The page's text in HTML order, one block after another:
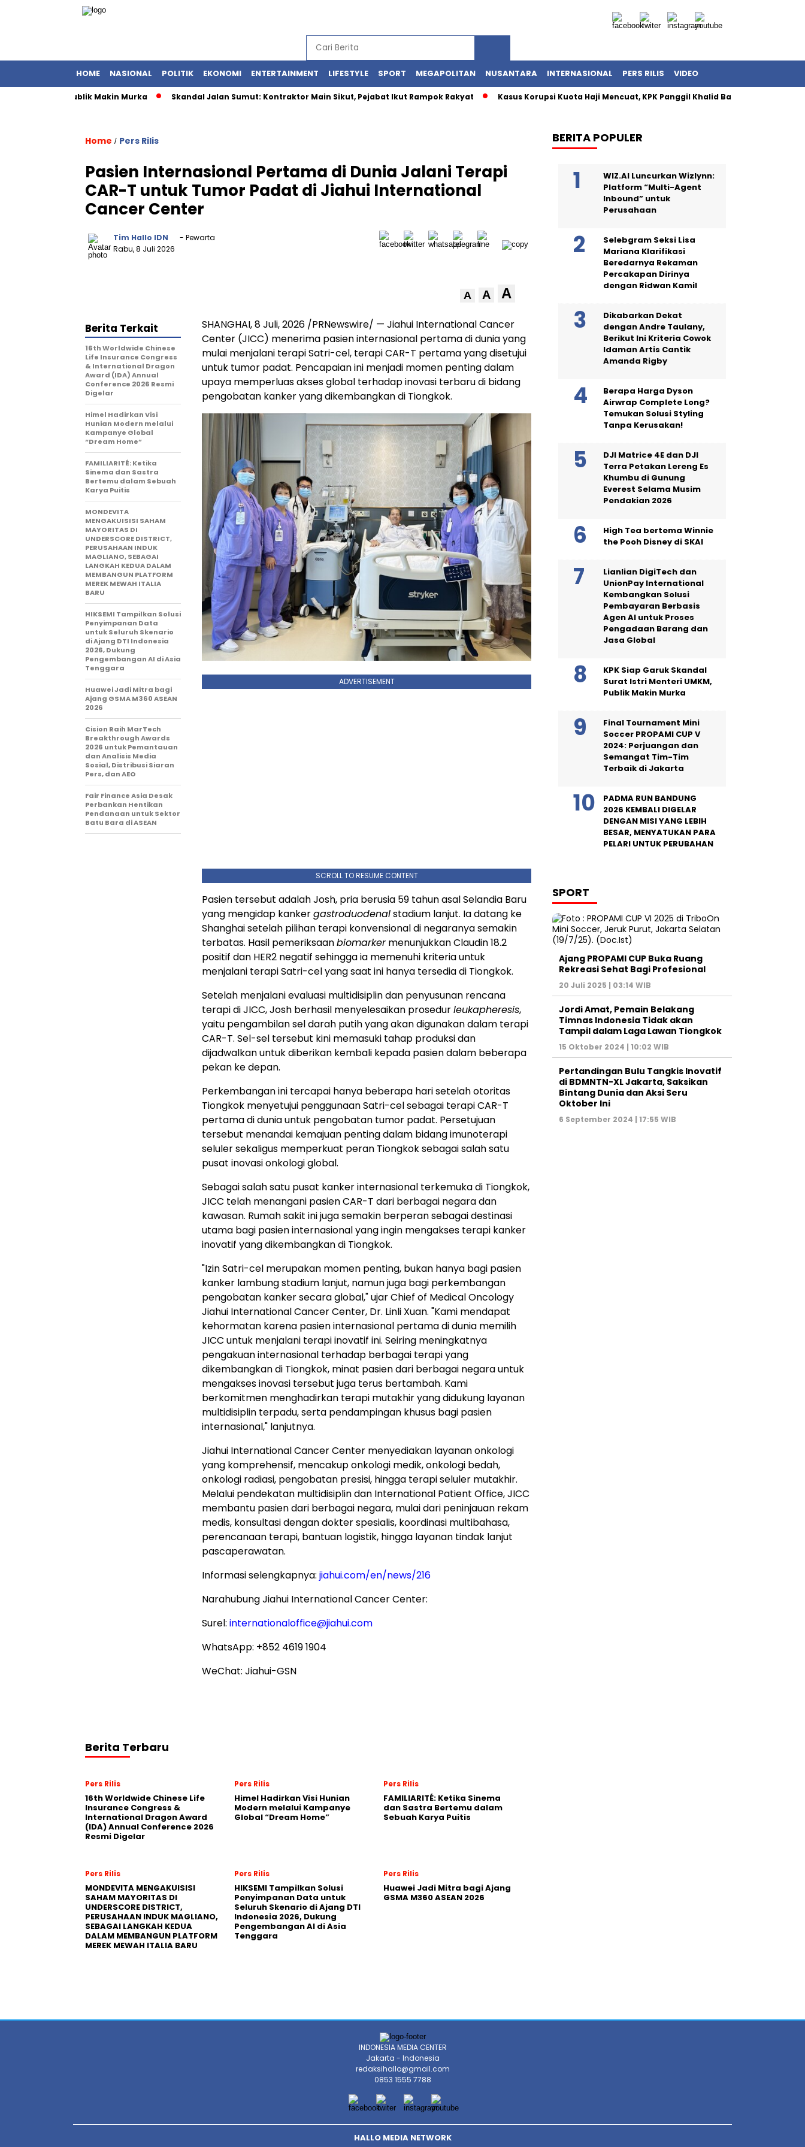
HOME NASIONAL POLITIK EKONOMI ENTERTAINMENT LIFESTYLE SPORT MEGAPOLITAN NUSANTARA INTERNASIONAL PERS RILIS VIDEO
UMKM, Publik Makin Murka Skandal Jalan Sumut: Kontraktor Main Sikut, Pejabat Ikut Rampok Rakyat Kasus Korupsi Kuota Haji Mencuat, KPK Panggil Khalid Basalamah
Home / Pers Rilis
Pasien Internasional Pertama di Dunia Jalani Terapi
CAR-T untuk Tumor Padat di Jiahui International
Cancer Center
Tim Hallo IDN
- Pewarta
Rabu, 8 Juli 2026
A A A
SHANGHAI,8 Juli, 2026 /PRNewswire/ — Jiahui International Cancer
Center (JICC) menerima pasien internasional pertama di dunia yang
mulai menjalani terapi Satri-cel, terapi CAR-T pertama yang disetujui
untuk tumor padat. Pencapaian ini menjadi momen penting dalam
upaya memperluas akses global terhadap inovasi terbaru di bidang
pengobatan kanker yang dikembangkan di Tiongkok.
ADVERTISEMENT
SCROLL TO RESUME CONTENT
Pasien tersebut adalah Josh, pria berusia 59 tahun asal Selandia Baru
yang mengidap kankergastroduodenalstadium lanjut. Ia datang ke
Shanghai setelah pilihan terapi konvensional di negaranya semakin
terbatas. Hasil pemeriksaanbiomarkermenunjukkan Claudin 18.2
positif dan HER2 negatif sehingga ia memenuhi kriteria untuk
menjalani terapi Satri-cel yang saat ini hanya tersedia di Tiongkok.
Setelah menjalani evaluasi multidisiplin dan penyusunan rencana
terapi di JICC, Josh berhasil menyelesaikan prosedurleukapheresis,
yaitu pengambilan sel darah putih yang akan digunakan dalam terapi
CAR-T. Sel-sel tersebut kini memasuki tahap produksi dan
dijadwalkan untuk diberikan kembali kepada pasien dalam beberapa
pekan ke depan.
Perkembangan ini tercapai hanya beberapa hari setelah otoritas
Tiongkok menyetujui penggunaan Satri-cel sebagai terapi CAR-T
pertama di dunia untuk pengobatan tumor padat. Persetujuan
tersebut menandai kemajuan penting dalam bidang imunoterapi
seluler sekaligus memperkuat peran Tiongkok sebagai salah satu
pusat inovasi onkologi global.
Sebagai salah satu pusat kanker internasional terkemuka di Tiongkok,
JICC telah menangani pasien CAR-T dari berbagai negara dan
kawasan. Rumah sakit ini juga semakin berperan sebagai destinasi
utama bagi pasien internasional yang ingin mengakses terapi kanker
inovatif yang dikembangkan di Tiongkok.
"Izin Satri-cel merupakan momen penting, bukan hanya bagi pasien
kanker lambung stadium lanjut, namun juga bagi perkembangan
pengobatan kanker secara global," ujar Chief of Medical Oncology
Jiahui International Cancer Center, Dr. Linli Xuan. "Kami mendapat
kehormatan karena pasien internasional pertama di dunia memilih
JICC untuk menjalani terapi inovatif ini. Seiring meningkatnya
pengakuan internasional terhadap berbagai terapi yang
dikembangkan di Tiongkok, minat pasien dari berbagai negara untuk
mengakses inovasi tersebut juga terus bertambah. Kami
berkomitmen menghadirkan terapi mutakhir yang didukung layanan
multidisiplin terpadu, serta pendampingan khusus bagi pasien
internasional," lanjutnya.
Jiahui International Cancer Center menyediakan layanan onkologi
yang komprehensif, mencakup onkologi medik, onkologi bedah,
onkologi radiasi, pengobatan presisi, hingga terapi seluler mutakhir.
Melalui pendekatan multidisiplin dan International Patient Office, JICC
membantu pasien dari berbagai negara, mulai dari peninjauan rekam
medis, konsultasi dengan dokter spesialis, koordinasi multibahasa,
perencanaan terapi, bantuan logistik, hingga layanan tindak lanjut
pascaperawatan.
Informasi selengkapnya: jiahui.com/en/news/216
Narahubung Jiahui International Cancer Center:
Surel: internationaloffice@jiahui.com
WhatsApp: +852 4619 1904
WeChat: Jiahui-GSN
Berita Terkait
16th Worldwide Chinese
Life Insurance Congress
& International Dragon
Award (IDA) Annual
Conference 2026 Resmi
Digelar
Himel Hadirkan Visi
Hunian Modern melalui
Kampanye Global
“Dream Home”
FAMILIARITÉ: Ketika
Sinema dan Sastra
Bertemu dalam Sebuah
Karya Puitis
MONDEVITA
MENGAKUISISI SAHAM
MAYORITAS DI
UNDERSCORE DISTRICT,
PERUSAHAAN INDUK
MAGLIANO, SEBAGAI
LANGKAH KEDUA DALAM
MEMBANGUN PLATFORM
MEREK MEWAH ITALIA
BARU
HIKSEMI Tampilkan Solusi
Penyimpanan Data
untuk Seluruh Skenario
di Ajang DTI Indonesia
2026, Dukung
Pengembangan AI di Asia
Tenggara
Huawei Jadi Mitra bagi
Ajang GSMA M360 ASEAN
2026
Cision Raih MarTech
Breakthrough Awards
2026 untuk Pemantauan
dan Analisis Media
Sosial, Distribusi Siaran
Pers, dan AEO
Fair Finance Asia Desak
Perbankan Hentikan
Pendanaan untuk Sektor
Batu Bara di ASEAN
Berita Terbaru
Pers Rilis
16th Worldwide Chinese Life
Insurance Congress &
International Dragon Award
(IDA) Annual Conference 2026
Resmi Digelar
Pers Rilis
Himel Hadirkan Visi Hunian
Modern melalui Kampanye
Global “Dream Home”
Pers Rilis
FAMILIARITÉ: Ketika Sinema
dan Sastra Bertemu dalam
Sebuah Karya Puitis
Pers Rilis
MONDEVITA MENGAKUISISI
SAHAM MAYORITAS DI
UNDERSCORE DISTRICT,
PERUSAHAAN INDUK MAGLIANO,
SEBAGAI LANGKAH KEDUA
DALAM MEMBANGUN PLATFORM
MEREK MEWAH ITALIA BARU
Pers Rilis
HIKSEMI Tampilkan Solusi
Penyimpanan Data untuk
Seluruh Skenario di Ajang DTI
Indonesia 2026, Dukung
Pengembangan AI di Asia
Tenggara
Pers Rilis
Huawei Jadi Mitra bagi Ajang
GSMA M360 ASEAN 2026
BERITA POPULER
WIZ.AI Luncurkan Wizlynn:
Platform “Multi-Agent
Inbound” untuk
Perusahaan
Selebgram Seksi Lisa
Mariana Klarifikasi
Beredarnya Rekaman
Percakapan Dirinya
dengan Ridwan Kamil
Dikabarkan Dekat
dengan Andre Taulany,
Berikut Ini Kriteria Cowok
Idaman Artis Cantik
Amanda Rigby
Berapa Harga Dyson
Airwrap Complete Long?
Temukan Solusi Styling
Tanpa Kerusakan!
DJI Matrice 4E dan DJI
Terra Petakan Lereng Es
Khumbu di Gunung
Everest Selama Musim
Pendakian 2026
High Tea bertema Winnie
the Pooh Disney di SKAI
Lianlian DigiTech dan
UnionPay International
Kembangkan Solusi
Pembayaran Berbasis
Agen AI untuk Proses
Pengadaan Barang dan
Jasa Global
KPK Siap Garuk Skandal
Surat Istri Menteri UMKM,
Publik Makin Murka
Final Tournament Mini
Soccer PROPAMI CUP V
2024: Perjuangan dan
Semangat Tim-Tim
Terbaik di Jakarta
PADMA RUN BANDUNG
2026 KEMBALI DIGELAR
DENGAN MISI YANG LEBIH
BESAR, MENYATUKAN PARA
PELARI UNTUK PERUBAHAN
SPORT
Ajang PROPAMI CUP Buka Ruang
Rekreasi Sehat Bagi Profesional
20 Juli 2025 | 03:14 WIB
Jordi Amat, Pemain Belakang
Timnas Indonesia Tidak akan
Tampil dalam Laga Lawan Tiongkok
15 Oktober 2024 | 10:02 WIB
Pertandingan Bulu Tangkis Inovatif
di BDMNTN-XL Jakarta, Saksikan
Bintang Dunia dan Aksi Seru
Oktober Ini
6 September 2024 | 17:55 WIB
INDONESIA MEDIA CENTER
Jakarta - Indonesia
redaksihallo@gmail.com
0853 1555 7788
HALLO MEDIA NETWORK